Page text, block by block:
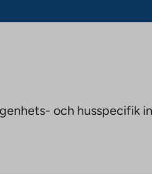
och husspecifik